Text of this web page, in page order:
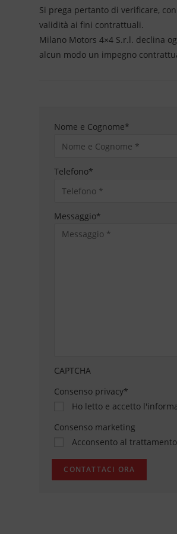
Si prega pertanto di verificare,
validità ai fini contrattuali.
Milano Motors 4×4 S.r.l. declina
alcun modo un impegno
Nome e Cognome*
Telefono*
Messaggio*
CAPTCHA
Consenso privacy*
Ho letto e accetto
Consenso marketing
Acconsento al